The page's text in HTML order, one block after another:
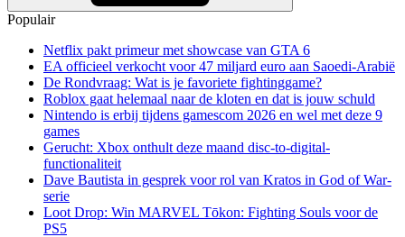
Populair
Netflix pakt primeur met showcase van GTA 6
EA officieel verkocht voor 47 miljard euro aan Saoedi-Arabië
De Rondvraag: Wat is je favoriete fightinggame?
Roblox gaat helemaal naar de kloten en dat is jouw schuld
Nintendo is erbij tijdens gamescom 2026 en wel met deze 9
games
Gerucht: Xbox onthult deze maand disc-to-digital-
functionaliteit
Dave Bautista in gesprek voor rol van Kratos in God of War-
serie
Loot Drop: Win MARVEL Tōkon: Fighting Souls voor de
PS5